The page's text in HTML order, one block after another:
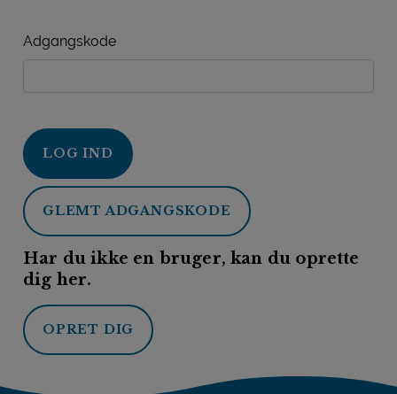
Adgangskode
LOG IND
GLEMT ADGANGSKODE
Har du ikke en bruger, kan du oprette
dig her.
OPRET DIG